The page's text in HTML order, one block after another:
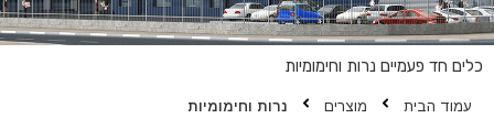
כלים חד פעמיים נרות וחימומיות
עמוד הבית מוצרים נרות וחימומיות